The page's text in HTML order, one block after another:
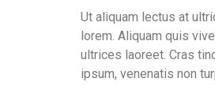
Ut aliquam lectus at
lorem. Aliquam quis
ultrices laoreet. Cras
ipsum, venenatis non